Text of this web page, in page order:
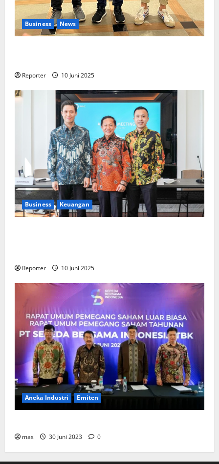
Business News
Reporter 10 Juni 2025
Business Keuangan
Reporter 10 Juni 2025
Aneka Industri Emiten
mas 30 Juni 2023 0